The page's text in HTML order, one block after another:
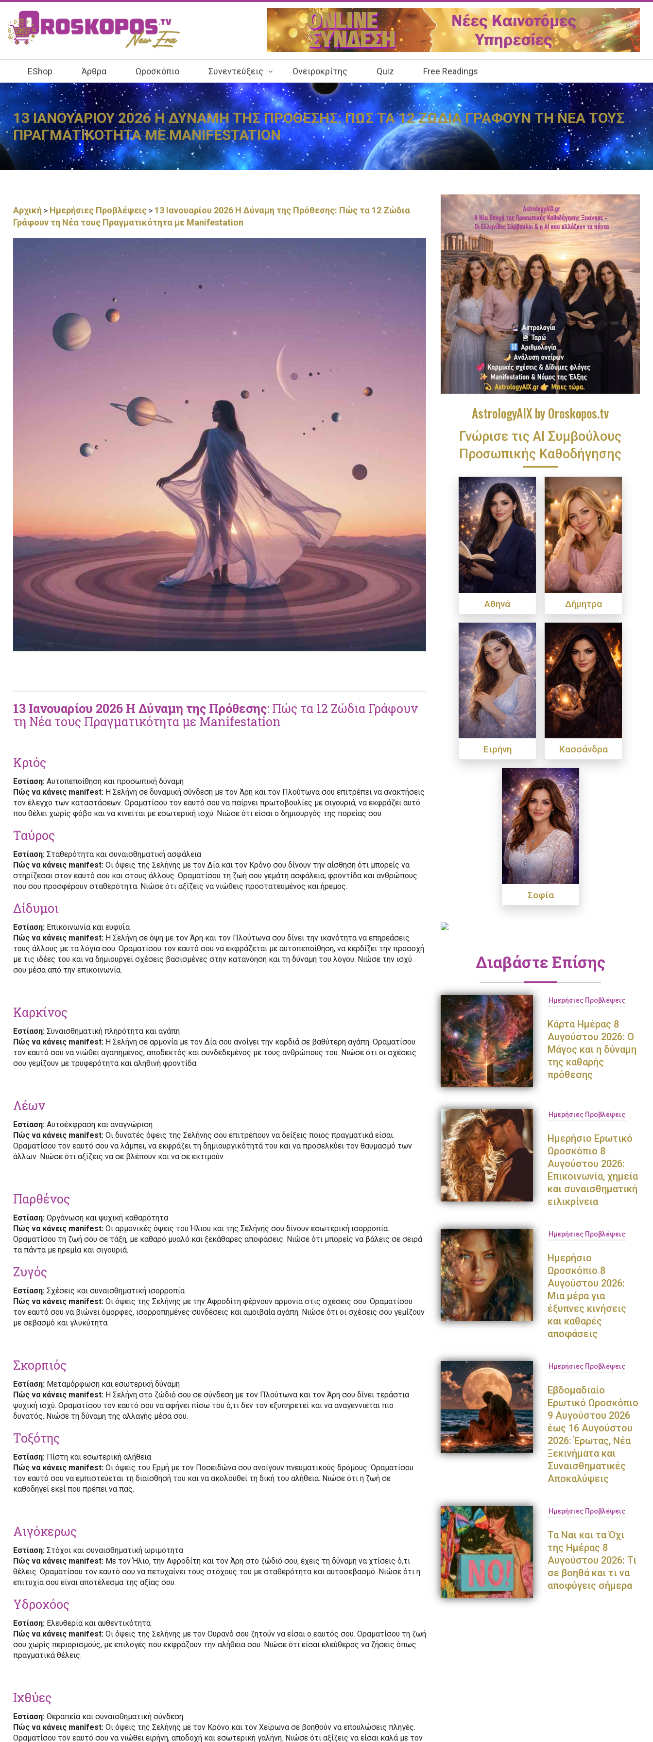
EShop Άρθρα Ωροσκόπιο Συνεντεύξεις Ονειροκρίτης Quiz Free Readings
13 ΙΑΝΟΥΑΡΙΟΥ 2026 Η ΔΥΝΑΜΗ ΤΗΣ ΠΡΟΘΕΣΗΣ: ΠΩΣ ΤΑ 12 ΖΩΔΙΑ ΓΡΑΦΟΥΝ ΤΗ ΝΕΑ ΤΟΥΣ
ΠΡΑΓΜΑΤΙΚΟΤΗΤΑ ΜΕ MANIFESTATION
Αρχική > Ημερήσιες Προβλέψεις > 13 Ιανουαρίου 2026 Η Δύναμη της Πρόθεσης: Πώς τα 12 Ζώδια
Γράφουν τη Νέα τους Πραγματικότητα με Manifestation
13 Ιανουαρίου 2026 Η Δύναμη της Πρόθεσης: Πώς τα 12 Ζώδια Γράφουν
τη Νέα τους Πραγματικότητα με Manifestation
Κριός
Εστίαση: Αυτοπεποίθηση και προσωπική δύναμη
Πώς να κάνεις manifest: Η Σελήνη σε δυναμική σύνδεση με τον Άρη και τον Πλούτωνα σου επιτρέπει να ανακτήσεις
τον έλεγχο των καταστάσεων. Οραματίσου τον εαυτό σου να παίρνει πρωτοβουλίες με σιγουριά, να εκφράζει αυτό
που θέλει χωρίς φόβο και να κινείται με εσωτερική ισχύ. Νιώσε ότι είσαι ο δημιουργός της πορείας σου.
Ταύρος
Εστίαση: Σταθερότητα και συναισθηματική ασφάλεια
Πώς να κάνεις manifest: Οι όψεις της Σελήνης με τον Δία και τον Κρόνο σου δίνουν την αίσθηση ότι μπορείς να
στηρίζεσαι στον εαυτό σου και στους άλλους. Οραματίσου τη ζωή σου γεμάτη ασφάλεια, φροντίδα και ανθρώπους
που σου προσφέρουν σταθερότητα. Νιώσε ότι αξίζεις να νιώθεις προστατευμένος και ήρεμος.
Δίδυμοι
Εστίαση: Επικοινωνία και ευφυΐα
Πώς να κάνεις manifest: Η Σελήνη σε όψη με τον Άρη και τον Πλούτωνα σου δίνει την ικανότητα να επηρεάσεις
τους άλλους με τα λόγια σου. Οραματίσου τον εαυτό σου να εκφράζεται με αυτοπεποίθηση, να κερδίζει την προσοχή
με τις ιδέες του και να δημιουργεί σχέσεις βασισμένες στην κατανόηση και τη δύναμη του λόγου. Νιώσε την ισχύ
σου μέσα από την επικοινωνία.
Καρκίνος
Εστίαση: Συναισθηματική πληρότητα και αγάπη
Πώς να κάνεις manifest: Η Σελήνη σε αρμονία με τον Δία σου ανοίγει την καρδιά σε βαθύτερη αγάπη. Οραματίσου
τον εαυτό σου να νιώθει αγαπημένος, αποδεκτός και συνδεδεμένος με τους ανθρώπους του. Νιώσε ότι οι σχέσεις
σου γεμίζουν με τρυφερότητα και αληθινή φροντίδα.
Λέων
Εστίαση: Αυτοέκφραση και αναγνώριση
Πώς να κάνεις manifest: Οι δυνατές όψεις της Σελήνης σου επιτρέπουν να δείξεις ποιος πραγματικά είσαι.
Οραματίσου τον εαυτό σου να λάμπει, να εκφράζει τη δημιουργικότητά του και να προσελκύει τον θαυμασμό των
άλλων. Νιώσε ότι αξίζεις να σε βλέπουν και να σε εκτιμούν.
Παρθένος
Εστίαση: Οργάνωση και ψυχική καθαρότητα
Πώς να κάνεις manifest: Οι αρμονικές όψεις του Ήλιου και της Σελήνης σου δίνουν εσωτερική ισορροπία.
Οραματίσου τη ζωή σου σε τάξη, με καθαρό μυαλό και ξεκάθαρες αποφάσεις. Νιώσε ότι μπορείς να βάλεις σε σειρά
τα πάντα με ηρεμία και σιγουριά.
Ζυγός
Εστίαση: Σχέσεις και συναισθηματική ισορροπία
Πώς να κάνεις manifest: Οι όψεις της Σελήνης με την Αφροδίτη φέρνουν αρμονία στις σχέσεις σου. Οραματίσου
τον εαυτό σου να βιώνει όμορφες, ισορροπημένες συνδέσεις και αμοιβαία αγάπη. Νιώσε ότι οι σχέσεις σου γεμίζουν
με σεβασμό και γλυκύτητα.
Σκορπιός
Εστίαση: Μεταμόρφωση και εσωτερική δύναμη
Πώς να κάνεις manifest: Η Σελήνη στο ζώδιό σου σε σύνδεση με τον Πλούτωνα και τον Άρη σου δίνει τεράστια
ψυχική ισχύ. Οραματίσου τον εαυτό σου να αφήνει πίσω του ό,τι δεν τον εξυπηρετεί και να αναγεννιέται πιο
δυνατός. Νιώσε τη δύναμη της αλλαγής μέσα σου.
Τοξότης
Εστίαση: Πίστη και εσωτερική αλήθεια
Πώς να κάνεις manifest: Οι όψεις του Ερμή με τον Ποσειδώνα σου ανοίγουν πνευματικούς δρόμους. Οραματίσου
τον εαυτό σου να εμπιστεύεται τη διαίσθησή του και να ακολουθεί τη δική του αλήθεια. Νιώσε ότι η ζωή σε
καθοδηγεί εκεί που πρέπει να πας.
Αιγόκερως
Εστίαση: Στόχοι και συναισθηματική ωριμότητα
Πώς να κάνεις manifest: Με τον Ήλιο, την Αφροδίτη και τον Άρη στο ζώδιό σου, έχεις τη δύναμη να χτίσεις ό,τι
θέλεις. Οραματίσου τον εαυτό σου να πετυχαίνει τους στόχους του με σταθερότητα και αυτοσεβασμό. Νιώσε ότι η
επιτυχία σου είναι αποτέλεσμα της αξίας σου.
Υδροχόος
Εστίαση: Ελευθερία και αυθεντικότητα
Πώς να κάνεις manifest: Οι όψεις της Σελήνης με τον Ουρανό σου ζητούν να είσαι ο εαυτός σου. Οραματίσου τη ζωή
σου χωρίς περιορισμούς, με επιλογές που εκφράζουν την αλήθεια σου. Νιώσε ότι είσαι ελεύθερος να ζήσεις όπως
πραγματικά θέλεις.
Ιχθύες
Εστίαση: Θεραπεία και συναισθηματική σύνδεση
Πώς να κάνεις manifest: Οι όψεις της Σελήνης με τον Κρόνο και τον Χείρωνα σε βοηθούν να επουλώσεις πληγές.
Οραματίσου τον εαυτό σου να νιώθει ειρήνη, αποδοχή και εσωτερική γαλήνη. Νιώσε ότι αξίζεις να είσαι καλά με τον
AstrologyAIX by Oroskopos.tv
Γνώρισε τις ΑΙ Συμβούλους
Προσωπικής Καθοδήγησης
Αθηνά Δήμητρα
Ειρήνη Κασσάνδρα
Σοφία
Διαβάστε Επίσης
Ημερήσιες Προβλέψεις
Κάρτα Ημέρας 8
Αυγούστου 2026: Ο
Μάγος και η δύναμη
της καθαρής
πρόθεσης
Ημερήσιες Προβλέψεις
Ημερήσιο Ερωτικό
Ωροσκόπιο 8
Αυγούστου 2026:
Επικοινωνία, χημεία
και συναισθηματική
ειλικρίνεια
Ημερήσιες Προβλέψεις
Ημερήσιο
Ωροσκόπιο 8
Αυγούστου 2026:
Μια μέρα για
έξυπνες κινήσεις
και καθαρές
αποφάσεις
Ημερήσιες Προβλέψεις
Εβδομαδιαίο
Ερωτικό Ωροσκόπιο
9 Αυγούστου 2026
έως 16 Αυγούστου
2026: Έρωτας, Νέα
Ξεκινήματα και
Συναισθηματικές
Αποκαλύψεις
Ημερήσιες Προβλέψεις
Τα Ναι και τα Όχι
της Ημέρας 8
Αυγούστου 2026: Τι
σε βοηθά και τι να
αποφύγεις σήμερα